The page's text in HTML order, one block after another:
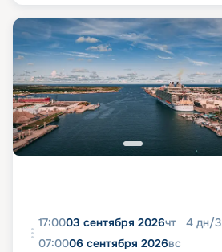
17:0003 сентября 2026чт 4 дн/3
07:0006 сентября 2026вс